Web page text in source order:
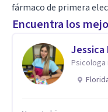
fármaco de primera
Encuentra los
Jessica